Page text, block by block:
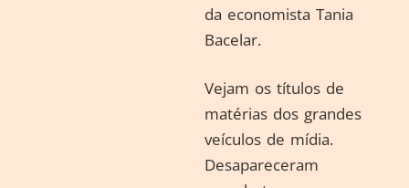
da economista Tania
Bacelar.
Vejam os títulos de
matérias dos grandes
veículos de mídia.
Desapareceram